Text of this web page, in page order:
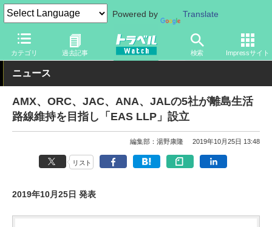
Powered by Translate
カテゴリ 過去記事 検索 Impressサイト
トラベル Watch 旅の方法 空旅 飛行機
ニュース
AMX、ORC、JAC、ANA、JALの5社が離島生活
路線維持を目指し「EAS LLP」設立
編集部：湯野康隆 2019年10月25日 13:48
リスト
2019年10月25日 発表